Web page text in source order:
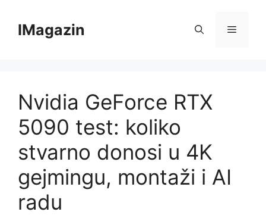
contentIMagazin Menu
Nvidia GeForce RTX
5090 test: koliko
stvarno donosi u 4K
gejmingu, montaži i AI
radu